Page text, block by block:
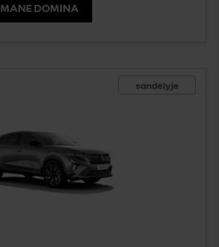
MANE DOMINA
sandėlyje